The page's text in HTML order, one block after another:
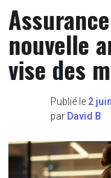
nouvelle
vise des
Publié le 2
par David B